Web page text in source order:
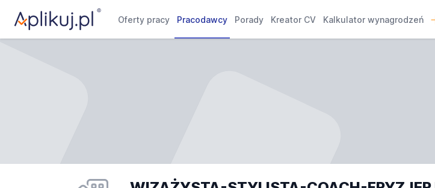
Oferty pracy Pracodawcy Porady Kreator CV Kalkulator wynagrodzeń